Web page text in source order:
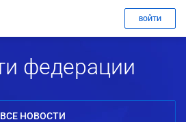
ВОЙТИ
федерации
ВСЕ НОВОСТИ